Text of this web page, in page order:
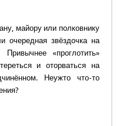
майору или полковнику
очередная звёздочка на
«проглотить»
и оторваться на
Неужто что-то